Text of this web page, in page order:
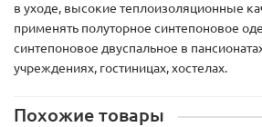
в уходе, высокие теплоизоляционные
применять полуторное синтепоновое
синтепоновое двуспальное в
учреждениях, гостиницах, хостелах.
Похожие товары